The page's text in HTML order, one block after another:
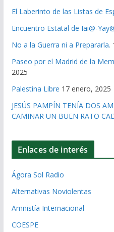
El Laberinto de las Listas de
Encuentro Estatal de Iai@-
No a la Guerra ni a Prepararla.
Paseo por el Madrid de la
2025
Palestina Libre 17 enero, 2025
JESÚS PAMPÍN TENÍA DOS
CAMINAR UN BUEN RATO
Enlaces de interés
Ágora Sol Radio
Alternativas Noviolentas
Amnistía Internacional
COESPE